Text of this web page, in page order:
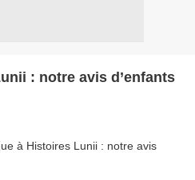
: notre avis d’enfants